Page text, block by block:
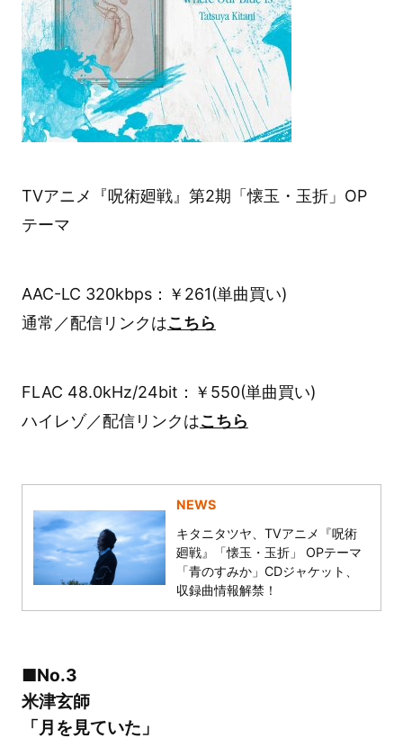
TVアニメ『呪術廻戦』第2期「懐玉・玉折」OP
テーマ
AAC-LC 320kbps：￥261(単曲買い)
通常／配信リンクはこちら
FLAC 48.0kHz/24bit：￥550(単曲買い)
ハイレゾ／配信リンクはこちら
NEWS
キタニタツヤ、TVアニメ『呪術
廻戦』「懐玉・玉折」 OPテーマ
「青のすみか」CDジャケット、
収録曲情報解禁！
■No.3
米津玄師
「月を見ていた」